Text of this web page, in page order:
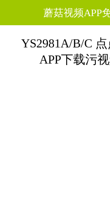
蘑菇视频APP
YS2981A/B/C
APP下载污